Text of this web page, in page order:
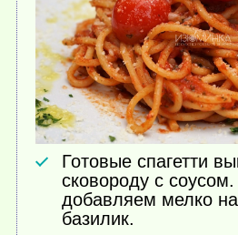
Готовые спагетти
сковороду с
добавляем мелко
базилик.